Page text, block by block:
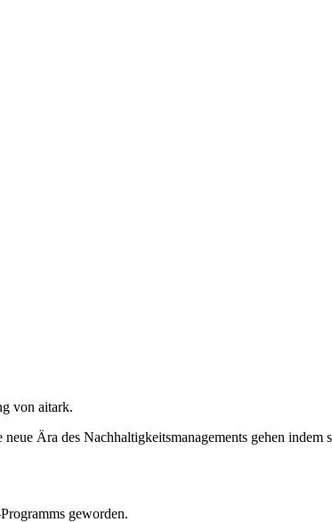
von aitark.
Ära des Nachhaltigkeitsmanagements gehen indem
geworden.